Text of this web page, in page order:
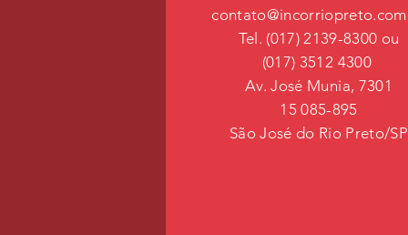
Tel. (017) 2139-8300 ou
(017) 3512 4300
Av. José Munia, 7301
15 085-895
São José do Rio Preto/SP